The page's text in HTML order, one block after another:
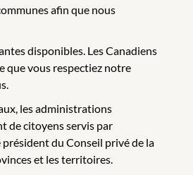
afin que nous
disponibles. Les Canadiens
que vous respectiez notre
les administrations
de citoyens servis par
du Conseil privé de la
et les territoires.